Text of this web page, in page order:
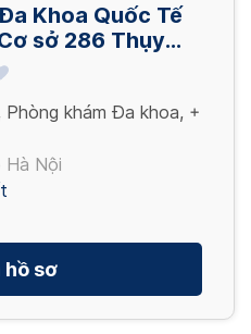
có sinh thiết_ Lấy
HP
sức khỏe tổng quát
sức khỏe tổng quát
Khoa Quốc Tế
sở 286 Thụy
- Hà Nội
Phòng khám Đa khoa, +
Hà Nội
hồ sơ